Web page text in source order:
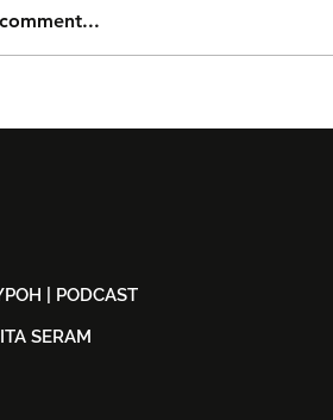
| PODCAST
SERAM